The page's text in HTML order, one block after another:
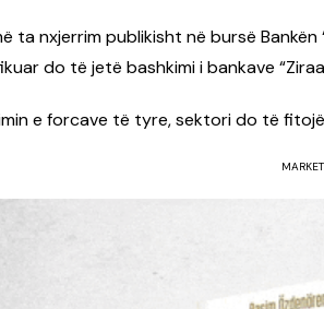
ta nxjerrim publikisht në bursë
do të jetë bashkimi i bankave
e forcave të tyre, sektori do të